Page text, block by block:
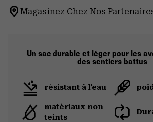
Magasinez Chez Nos
Un sac durable et léger pour les
des sentiers battus
résistant à l'eau
matériaux non
teints